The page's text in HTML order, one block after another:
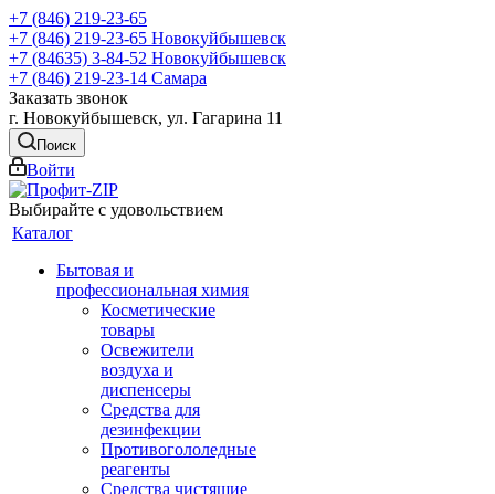
+7 (846) 219-23-65
+7 (846) 219-23-65 Новокуйбышевск
+7 (84635) 3-84-52 Новокуйбышевск
+7 (846) 219-23-14 Самара
Заказать звонок
г. Новокуйбышевск, ул. Гагарина 11
Поиск
Войти
Выбирайте с удовольствием
Каталог
Бытовая и
профессиональная химия
Косметические
товары
Освежители
воздуха и
диспенсеры
Средства для
дезинфекции
Противогололедные
реагенты
Средства чистящие